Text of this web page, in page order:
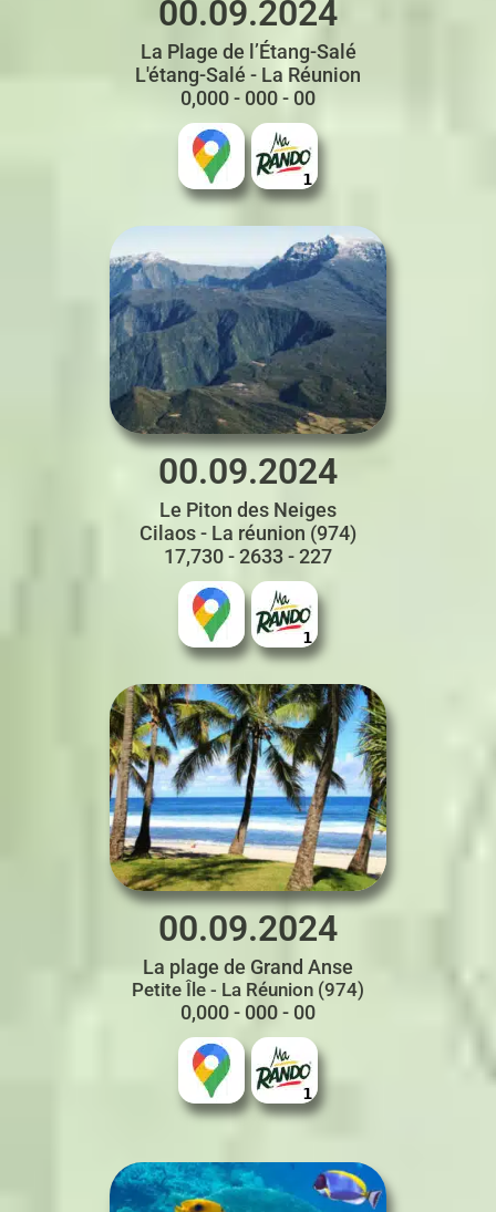
00.09.2024
La Plage de l’Étang-Salé
L'étang-Salé - La Réunion
0,000 - 000 - 00
00.09.2024
Le Piton des Neiges
Cilaos - La réunion (974)
17,730 - 2633 - 227
00.09.2024
La plage de Grand Anse
Petite Île - La Réunion (974)
0,000 - 000 - 00